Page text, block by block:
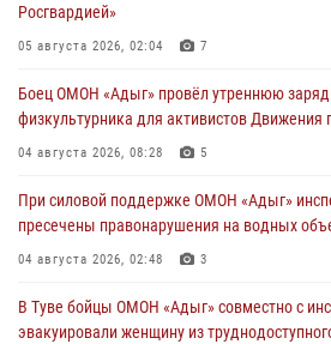
Росгвардией»
05 августа 2026, 02:04 7
Боец ОМОН «Адыг» провёл утреннюю
физкультурника для активистов Движения
04 августа 2026, 08:28 5
При силовой поддержке ОМОН «Адыг»
пресечены правонарушения на водных
04 августа 2026, 02:48 3
В Туве бойцы ОМОН «Адыг» совместно с
эвакуировали женщину из